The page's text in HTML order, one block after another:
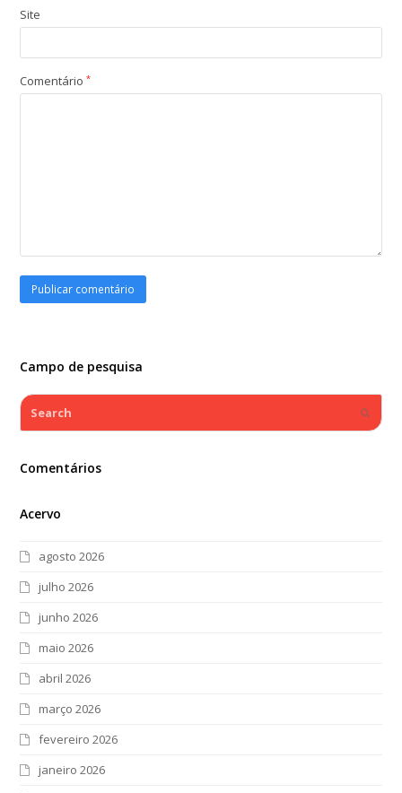
Site
Comentário*
Campo de pesquisa
Search
Comentários
Acervo
agosto 2026
julho 2026
junho 2026
maio 2026
abril 2026
março 2026
fevereiro 2026
janeiro 2026